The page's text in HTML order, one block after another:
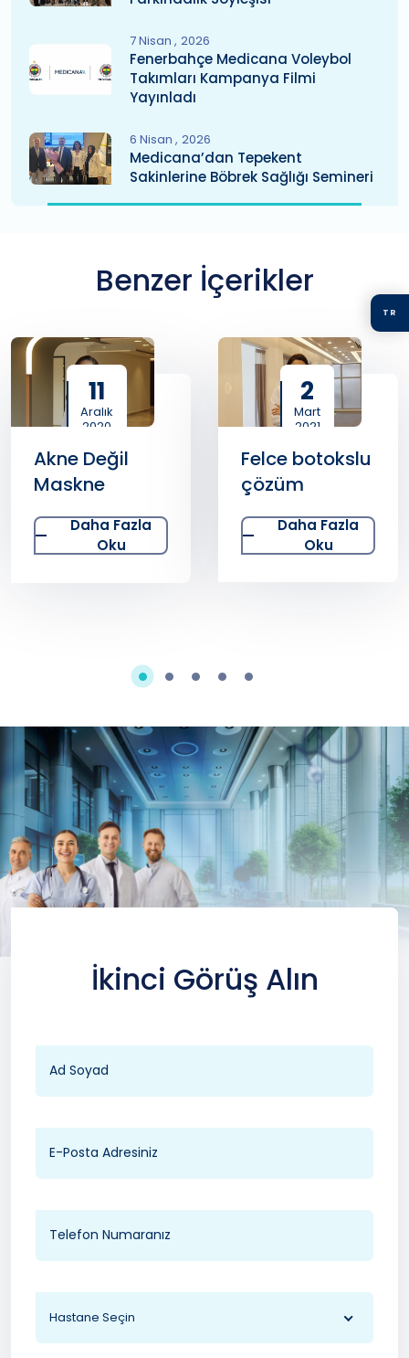
TR
7 Nisan 2026
Fenerbahçe Medicana Voleybol
Takımları Kampanya Filmi
Yayınladı
6 Nisan 2026
Medicana’dan Tepekent
Sakinlerine Böbrek Sağlığı Semineri
Benzer İçerikler
11
Aralık
2020
Akne Değil
Maskne
Daha Fazla
Oku
2
Mart
2021
Felce botokslu
çözüm
Daha Fazla
Oku
İkinci Görüş Alın
Hastane Seçin